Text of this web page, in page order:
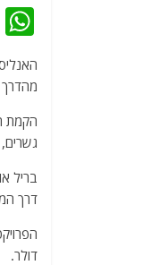
הקמת
גשרים,
בריל
דרך
דולר.